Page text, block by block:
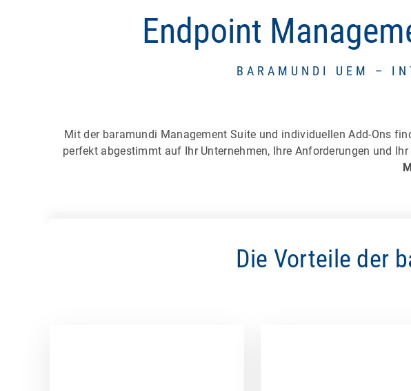
Endpoint
BARAMUNDI UEM –
Mit der baramundi Management Suite und individuellen Add-Ons
perfekt abgestimmt auf Ihr Unternehmen, Ihre Anforderungen und
Die Vorteile der